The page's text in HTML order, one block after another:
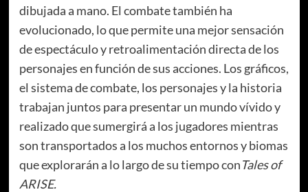
dibujada a mano. El combate también ha
evolucionado, lo que permite una mejor sensación
de espectáculo y retroalimentación directa de los
personajes en función de sus acciones. Los gráficos,
el sistema de combate, los personajes y la historia
trabajan juntos para presentar un mundo vívido y
realizado que sumergirá a los jugadores mientras
son transportados a los muchos entornos y biomas
que explorarán a lo largo de su tiempo conTales of
ARISE.